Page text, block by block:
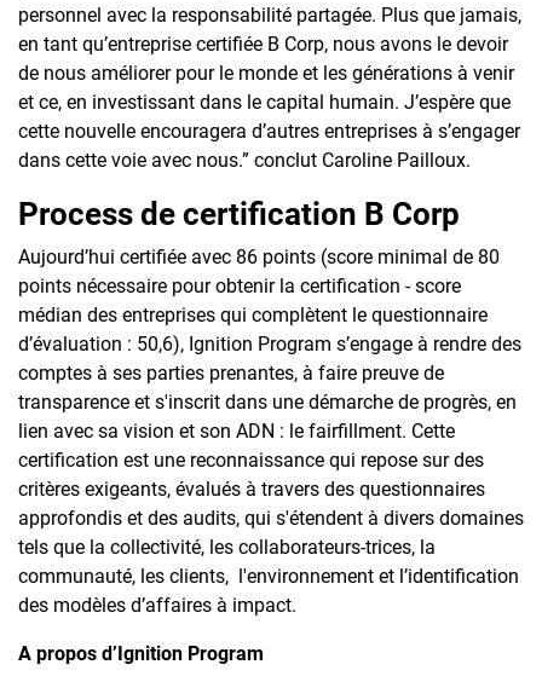
personnel avec la responsabilité partagée. Plus que jamais,
en tant qu’entreprise certifiée B Corp, nous avons le devoir
de nous améliorer pour le monde et les générations à venir
et ce, en investissant dans le capital humain. J’espère que
cette nouvelle encouragera d’autres entreprises à s’engager
dans cette voie avec nous.” conclut Caroline Pailloux.
Process de certification B Corp
Aujourd’hui certifiée avec 86 points (score minimal de 80
points nécessaire pour obtenir la certification - score
médian des entreprises qui complètent le questionnaire
d’évaluation : 50,6), Ignition Program s’engage à rendre des
comptes à ses parties prenantes, à faire preuve de
transparence et s'inscrit dans une démarche de progrès, en
lien avec sa vision et son ADN : le fairfillment. Cette
certification est une reconnaissance qui repose sur des
critères exigeants, évalués à travers des questionnaires
approfondis et des audits, qui s'étendent à divers domaines
tels que la collectivité, les collaborateurs-trices, la
communauté, les clients, l'environnement et l’identification
des modèles d’affaires à impact.
A propos d’Ignition Program